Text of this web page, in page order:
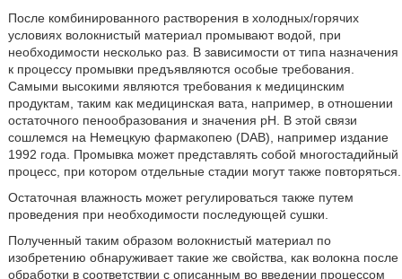
После комбинированного растворения в холодных/горячих
условиях волокнистый материал промывают водой, при
необходимости несколько раз. В зависимости от типа назначения
к процессу промывки предъявляются особые требования.
Самыми высокими являются требования к медицинским
продуктам, таким как медицинская вата, например, в отношении
остаточного пенообразования и значения pH. В этой связи
сошлемся на Немецкую фармакопею (DAB), например издание
1992 года. Промывка может представлять собой многостадийный
процесс, при котором отдельные стадии могут также повторяться.
Остаточная влажность может регулироваться также путем
проведения при необходимости последующей сушки.
Полученный таким образом волокнистый материал по
изобретению обнаруживает такие же свойства, как волокна после
обработки в соответствии с описанным во введении процессом